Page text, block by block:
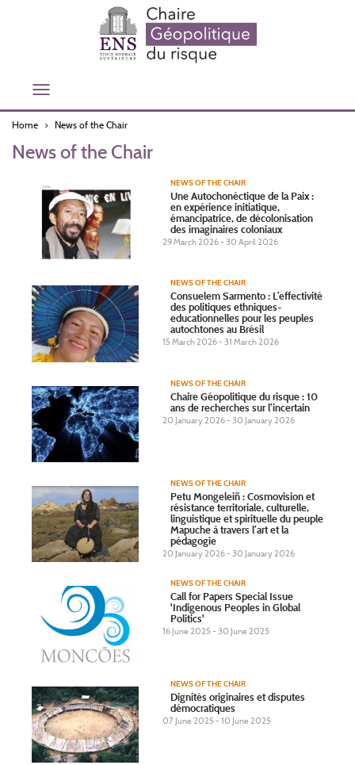
Toggle
Home
News of the Chair
News of the Chair
NEWS OF THE CHAIR
Une Autochonéctique de la Paix :
en expérience initiatique,
émancipatrice, de décolonisation
des imaginaires coloniaux
29 March 2026 - 30 April 2026
NEWS OF THE CHAIR
Consuelem Sarmento : L’effectivité
des politiques ethniques-
educationnelles pour les peuples
autochtones au Brésil
15 March 2026 - 31 March 2026
NEWS OF THE CHAIR
Chaire Géopolitique du risque : 10
ans de recherches sur l’incertain
20 January 2026 - 30 January 2026
NEWS OF THE CHAIR
Petu Mongeleiñ : Cosmovision et
résistance territoriale, culturelle,
linguistique et spirituelle du peuple
Mapuche à travers l’art et la
pédagogie
20 January 2026 - 30 January 2026
NEWS OF THE CHAIR
Call for Papers Special Issue
'Indigenous Peoples in Global
Politics'
16 June 2025 - 30 June 2025
NEWS OF THE CHAIR
Dignités originaires et disputes
démocratiques
07 June 2025 - 10 June 2025